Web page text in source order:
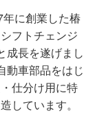
に創業した椿
フトチェンジ
成長を遂げまし
動車部品をはじ
仕分け用に特
しています。